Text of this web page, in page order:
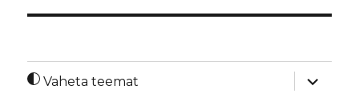
Vaheta teemat
laienda